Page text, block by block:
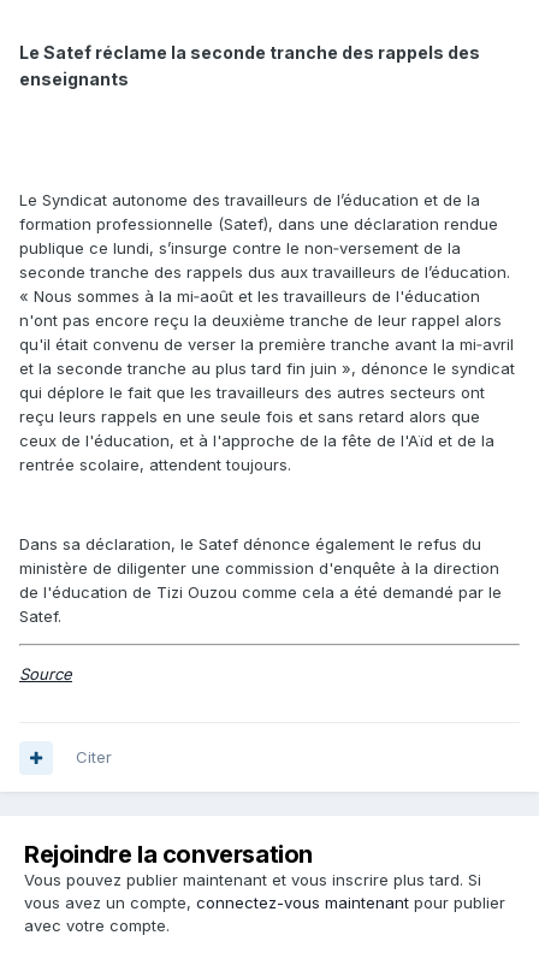
Le Satef réclame la seconde tranche des rappels des
enseignants
Le Syndicat autonome des travailleurs de l’éducation et de la
formation professionnelle (Satef), dans une déclaration rendue
publique ce lundi, s’insurge contre le non‑versement de la
seconde tranche des rappels dus aux travailleurs de l’éducation.
« Nous sommes à la mi‑août et les travailleurs de l'éducation
n'ont pas encore reçu la deuxième tranche de leur rappel alors
qu'il était convenu de verser la première tranche avant la mi‑avril
et la seconde tranche au plus tard fin juin », dénonce le syndicat
qui déplore le fait que les travailleurs des autres secteurs ont
reçu leurs rappels en une seule fois et sans retard alors que
ceux de l'éducation, et à l'approche de la fête de l'Aïd et de la
rentrée scolaire, attendent toujours.
Dans sa déclaration, le Satef dénonce également le refus du
ministère de diligenter une commission d'enquête à la direction
de l'éducation de Tizi Ouzou comme cela a été demandé par le
Satef.
Source
Citer
Rejoindre la conversation
Vous pouvez publier maintenant et vous inscrire plus tard. Si
vous avez un compte, connectez-vous maintenant pour publier
avec votre compte.